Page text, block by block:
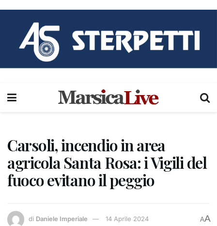
Carsoli, incendio in area
agricola Santa Rosa: i Vigili del
fuoco evitano il peggio
di Daniele Imperiale 14 Aprile 2024 AA